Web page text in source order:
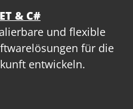
& C#
und flexible
für die
entwickeln.